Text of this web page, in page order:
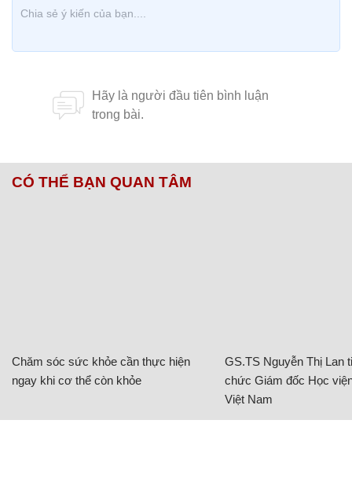
CÓ THỂ BẠN QUAN TÂM
Chăm sóc sức khỏe cần thực hiện
ngay khi cơ thể còn khỏe
GS.TS Nguyễn Thị Lan
chức Giám đốc Học
Việt Nam